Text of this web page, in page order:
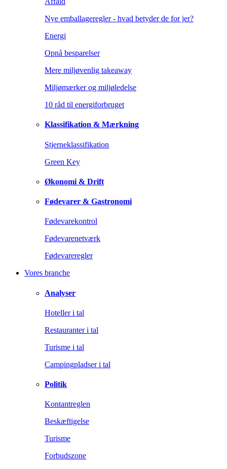
Nye emballageregler - hvad betyder de for jer?
Energi
Opnå besparelser
Mere miljøvenlig takeaway
Miljømærker og miljøledelse
10 råd til energiforbruget
Klassifikation & Mærkning
Stjerneklassifikation
Green Key
Økonomi & Drift
Fødevarer & Gastronomi
Fødevarekontrol
Fødevarenetværk
Fødevareregler
Vores branche
Analyser
Hoteller i tal
Restauranter i tal
Turisme i tal
Campingpladser i tal
Politik
Kontantreglen
Beskæftigelse
Turisme
Forbudszone